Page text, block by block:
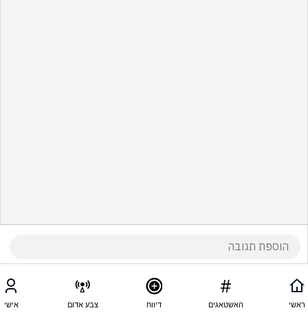
ראשי האשטאגים דיווח צבע אדום אישי